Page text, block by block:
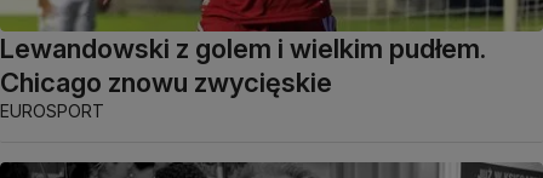
Lewandowski z golem i wielkim pudłem.
Chicago znowu zwycięskie
EUROSPORT